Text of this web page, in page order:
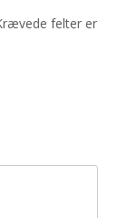
felter er